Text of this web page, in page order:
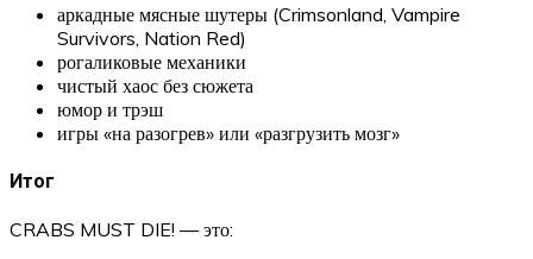
аркадные мясные шутеры (Crimsonland, Vampire
Survivors, Nation Red)
рогаликовые механики
чистый хаос без сюжета
юмор и трэш
игры «на разогрев» или «разгрузить мозг»
Итог
CRABS MUST DIE! — это: